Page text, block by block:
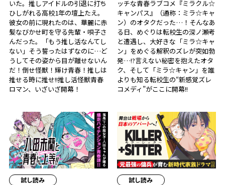
いた。推しアイドルの引退に打ち
ひしがれる高校1年の壇上たえ。
彼女の前に現れたのは、華麗に赤
髪なびかせ町を守る先輩・唄子さ
んだった。「もう推し活なんてし
ない」そう誓ったはずなのに…ど
うしてその姿から目が離せないん
だ！倒せ怪獣！輝け青春！推しは
推せる時に推せ!!推し活怪獣青春
ロマン、いざいざ開幕！
ッチな青春ラブコメ『ミラクル☆
キャンパス』（通称：ミラ☆キャ
ン）のオタクだった…！そんなあ
る日、めぐりは転校生の深ノ瀬考
と遭遇し、大好きな「ミラ☆キャ
ン」をめぐる解釈のズレが突如勃
発…!?言えない秘密を抱えたオタ
ク、そして「ミラ☆キャン」を誰
よりも知る転校生の“新感覚ズレ
コメディ”がここに開幕!!
試し読み 試し読み